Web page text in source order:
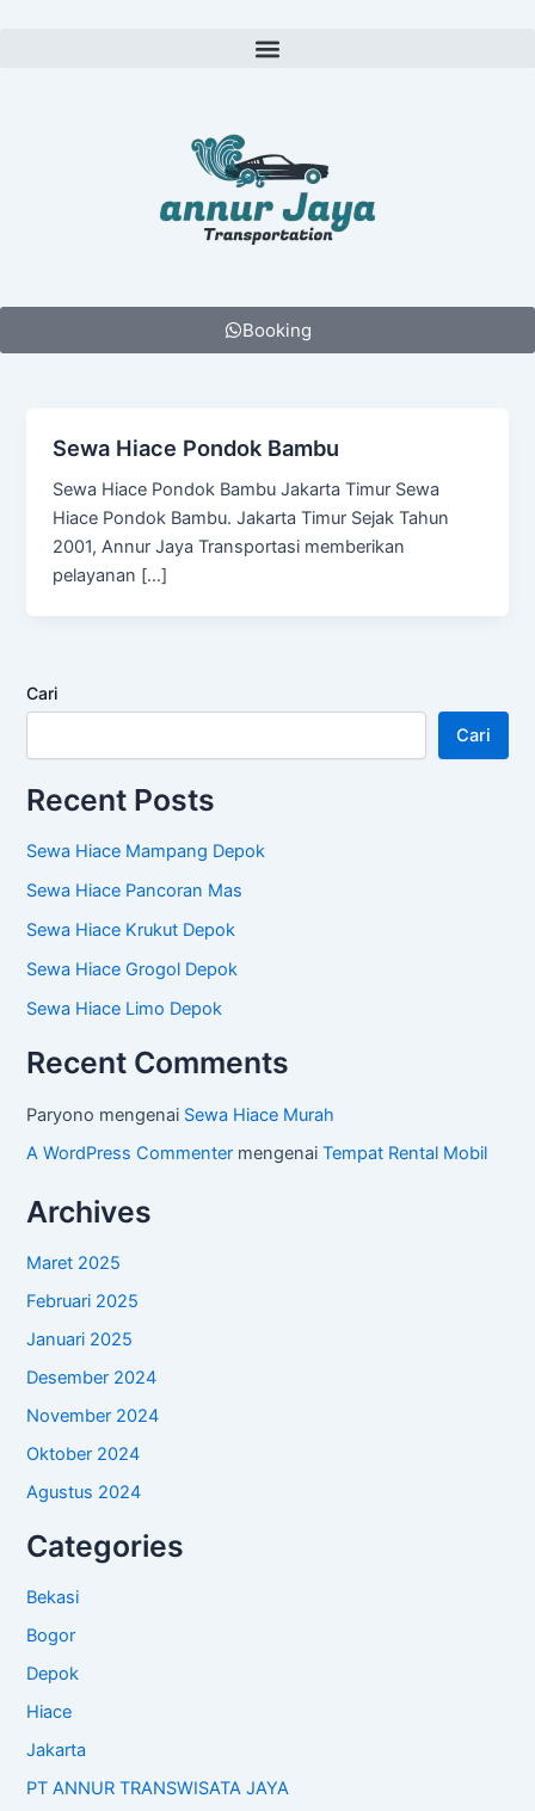
Menu
Booking
Sewa Hiace Pondok Bambu
Sewa Hiace Pondok Bambu Jakarta Timur Sewa
Hiace Pondok Bambu. Jakarta Timur Sejak Tahun
2001, Annur Jaya Transportasi memberikan
pelayanan […]
Cari
Cari
Recent Posts
Sewa Hiace Mampang Depok
Sewa Hiace Pancoran Mas
Sewa Hiace Krukut Depok
Sewa Hiace Grogol Depok
Sewa Hiace Limo Depok
Recent Comments
Paryono mengenai Sewa Hiace Murah
A WordPress Commenter mengenaiTempat Rental Mobil
Archives
Maret 2025
Februari 2025
Januari 2025
Desember 2024
November 2024
Oktober 2024
Agustus 2024
Categories
Bekasi
Bogor
Depok
Hiace
Jakarta
PT ANNUR TRANSWISATA JAYA